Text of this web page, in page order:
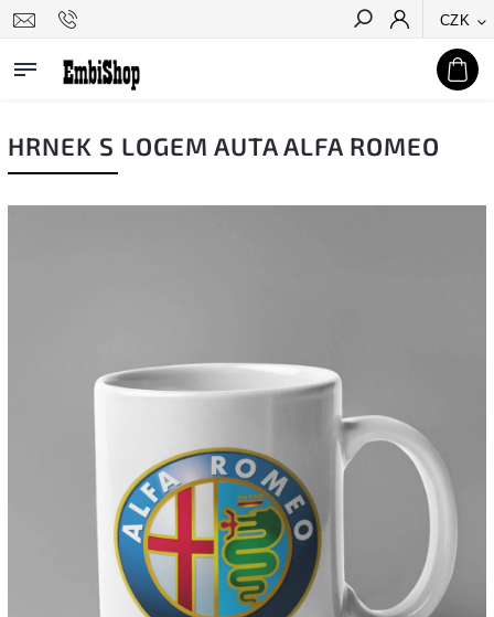
CZK
Hledat
HRNEK S LOGEM AUTA ALFA ROMEO